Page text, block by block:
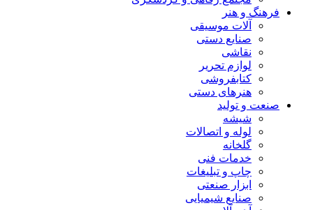
فرهنگ و هنر
آلات موسیقی
صنایع دستی
نقاشی
لوازم تحریر
کتابفروشی
هنرهای دستی
صنعت و تولید
شیشه
لوله و اتصالات
گلخانه
خدمات فنی
چاپ و تبلیغات
ابزار صنعتی
صنایع شیمیایی